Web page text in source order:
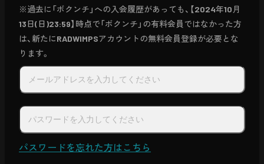
※過去に「ボクンチ」への入会履歴があっても、【2024年10月
13日(日)23:59】時点で「ボクンチ」の有料会員ではなかった方
は、新たにRADWIMPSアカウントの無料会員登録が必要とな
ります。
パスワードを忘れた方はこちら